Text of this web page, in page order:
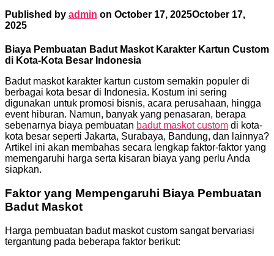
Published by admin on October 17, 2025October 17,
2025
Biaya Pembuatan Badut Maskot Karakter Kartun Custom
di Kota-Kota Besar Indonesia
Badut maskot karakter kartun custom semakin populer di
berbagai kota besar di Indonesia. Kostum ini sering
digunakan untuk promosi bisnis, acara perusahaan, hingga
event hiburan. Namun, banyak yang penasaran, berapa
sebenarnya biaya pembuatan badut maskot custom di kota-
kota besar seperti Jakarta, Surabaya, Bandung, dan lainnya?
Artikel ini akan membahas secara lengkap faktor-faktor yang
memengaruhi harga serta kisaran biaya yang perlu Anda
siapkan.
Faktor yang Mempengaruhi Biaya Pembuatan
Badut Maskot
Harga pembuatan badut maskot custom sangat bervariasi
tergantung pada beberapa faktor berikut: